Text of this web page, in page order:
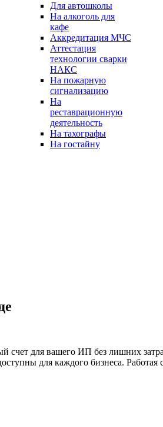
Для автошколы
На алкоголь для
кафе
Аккредитация МЧС
Аттестация
технологии сварки
НАКС
На пожарную
сигнализацию
На
реставрационную
деятельность
На тахографы
На гостайну
для вашего ИП без лишних
для каждого бизнеса.